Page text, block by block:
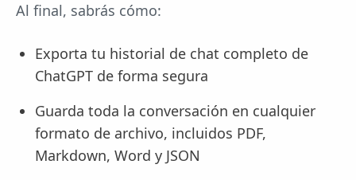
Al final, sabrás cómo:
Exporta tu historial de chat completo de
ChatGPT de forma segura
Guarda toda la conversación en cualquier
formato de archivo, incluidos PDF,
Markdown, Word y JSON